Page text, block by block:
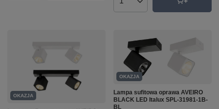
Ilość produktów
OKAZJA
OKAZJA
Lampa sufitowa oprawa AVEIRO
BLACK LED Italux SPL-31981-1B-
BL